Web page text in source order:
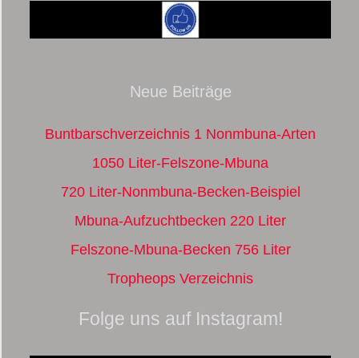
Neue Beiträge
Buntbarschverzeichnis 1 Nonmbuna-Arten
1050 Liter-Felszone-Mbuna
720 Liter-Nonmbuna-Becken-Beispiel
Mbuna-Aufzuchtbecken 220 Liter
Felszone-Mbuna-Becken 756 Liter
Tropheops Verzeichnis
Folge uns auf Instagram!